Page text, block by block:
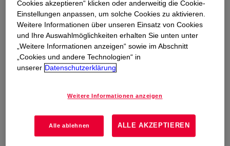
der Dow Olefinverbund GmbH geschaffen.
Seit dem 1.1.2021 betreibt das eigenständige
UnternehmenIndustrienetzgesellschaft
Schkopau mbH, eine 100%ige Tochter der
Dow Olefinverbund GmbH, die Erdgas- und
die Energieversorgung der Unternehmen im
Das Erdgas- und Stromnetz am Standort
Böhlen wird seit 1.1.2014 als Kundenanlage
Cookies akzeptieren“ klicken oder anderweitig die Cookie-
Einstellungen anpassen, um solche Cookies zu aktivieren.
Weitere Informationen über unseren Einsatz von Cookies
und Ihre Auswahlmöglichkeiten erhalten Sie unten unter
„Weitere Informationen anzeigen“ sowie im Abschnitt
„Cookies und andere Technologien“ in
unserer Datenschutzerklärung
Weitere Informationen anzeigen
Alle ablehnen ALLE AKZEPTIEREN